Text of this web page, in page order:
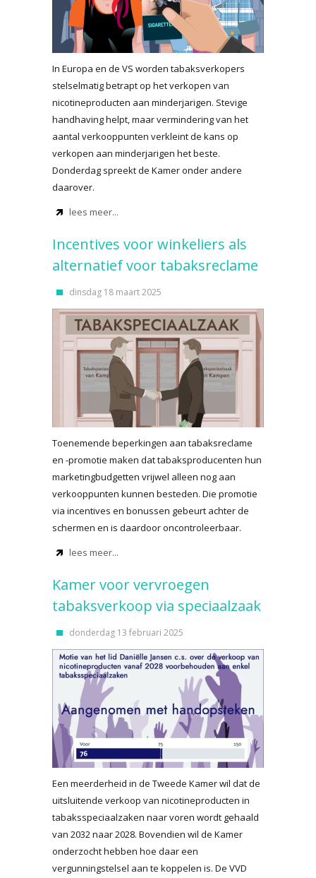
In Europa en de VS worden tabaksverkopers
stelselmatig betrapt op het verkopen van
nicotineproducten aan minderjarigen. Stevige
handhaving helpt, maar vermindering van het
aantal verkooppunten verkleint de kans op
verkopen aan minderjarigen het beste.
Donderdag spreekt de Kamer onder andere
daarover.
lees meer...
Incentives voor winkeliers als
alternatief voor tabaksreclame
dinsdag 18 maart 2025
Toenemende beperkingen aan tabaksreclame
en -promotie maken dat tabaksproducenten hun
marketingbudgetten vrijwel alleen nog aan
verkooppunten kunnen besteden. Die promotie
via incentives en bonussen gebeurt achter de
schermen en is daardoor oncontroleerbaar.
lees meer...
Kamer voor vervroegen
tabaksverkoop via speciaalzaak
donderdag 13 februari 2025
Een meerderheid in de Tweede Kamer wil dat de
uitsluitende verkoop van nicotineproducten in
tabaksspeciaalzaken naar voren wordt gehaald
van 2032 naar 2028. Bovendien wil de Kamer
onderzocht hebben hoe daar een
vergunningstelsel aan te koppelen is. De VVD